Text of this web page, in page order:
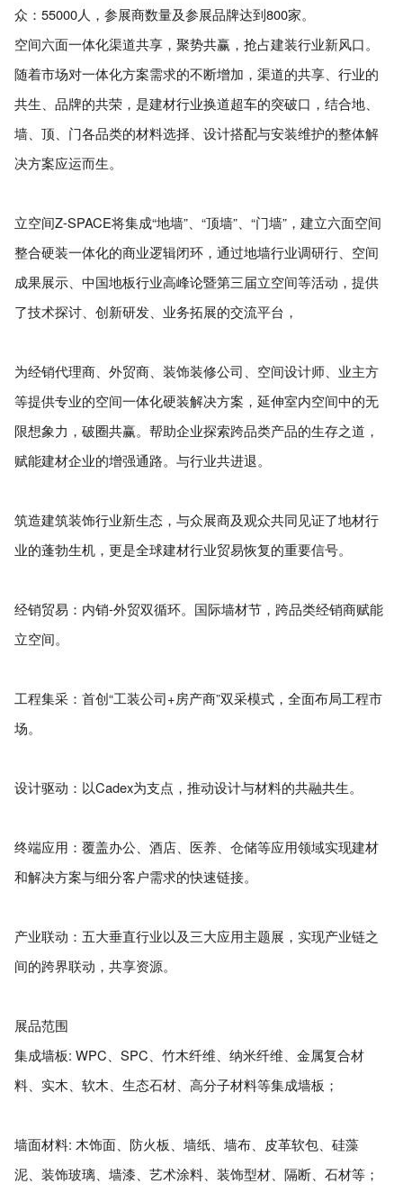
众：55000人，参展商数量及参展品牌达到800家。
空间六面一体化渠道共享，聚势共赢，抢占建装行业新风口。
随着市场对一体化方案需求的不断增加，渠道的共享、行业的
共生、品牌的共荣，是建材行业换道超车的突破口，结合地、
墙、顶、门各品类的材料选择、设计搭配与安装维护的整体解
决方案应运而生。
立空间Z-SPACE将集成“地墙”、“顶墙”、“门墙”，建立六面空间
整合硬装一体化的商业逻辑闭环，通过地墙行业调研行、空间
成果展示、中国地板行业高峰论暨第三届立空间等活动，提供
了技术探讨、创新研发、业务拓展的交流平台，
为经销代理商、外贸商、装饰装修公司、空间设计师、业主方
等提供专业的空间一体化硬装解决方案，延伸室内空间中的无
限想象力，破圈共赢。帮助企业探索跨品类产品的生存之道，
赋能建材企业的增强通路。与行业共进退。
筑造建筑装饰行业新生态，与众展商及观众共同见证了地材行
业的蓬勃生机，更是全球建材行业贸易恢复的重要信号。
经销贸易：内销-外贸双循环。国际墙材节，跨品类经销商赋能
立空间。
工程集采：首创“工装公司+房产商”双采模式，全面布局工程市
场。
设计驱动：以Cadex为支点，推动设计与材料的共融共生。
终端应用：覆盖办公、酒店、医养、仓储等应用领域实现建材
和解决方案与细分客户需求的快速链接。
产业联动：五大垂直行业以及三大应用主题展，实现产业链之
间的跨界联动，共享资源。
展品范围
集成墙板: WPC、SPC、竹木纤维、纳米纤维、金属复合材
料、实木、软木、生态石材、高分子材料等集成墙板；
墙面材料: 木饰面、防火板、墙纸、墙布、皮革软包、硅藻
泥、装饰玻璃、墙漆、艺术涂料、装饰型材、隔断、石材等；